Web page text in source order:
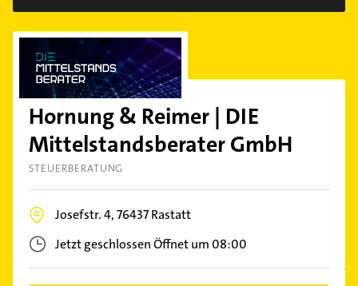
Hornung & Reimer | DIE
Mittelstandsberater GmbH
STEUERBERATUNG
Josefstr. 4,76437Rastatt
Jetzt geschlossenÖffnet um 08:00